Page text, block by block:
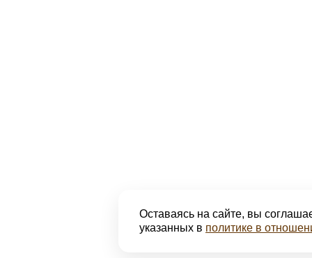
Оставаясь на сайте, вы
указанных в политике в